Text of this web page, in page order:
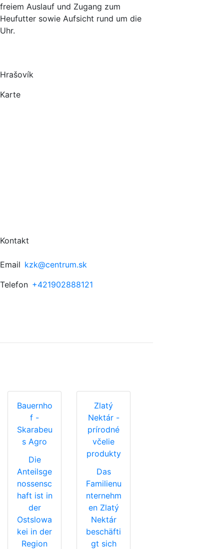
freiem Auslauf und Zugang zum
Heufutter sowie Aufsicht rund um die
Uhr.
Hrašovík
Karte
Kontakt
Email kzk@centrum.sk
Telefon +421902888121
Bauernho
f -
Skarabeu
s Agro
Die
Anteilsge
nossensc
haft ist in
der
Ostslowa
kei in der
Region
Zlatý
Nektár -
prírodné
včelie
produkty
Das
Familienu
nternehm
en Zlatý
Nektár
beschäfti
gt sich